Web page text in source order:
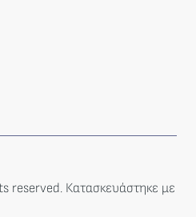
reserved. Κατασκευάστηκε με